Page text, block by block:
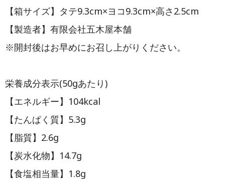
【箱サイズ】タテ9.3cm×ヨコ9.3cm×高さ2.5cm
【製造者】有限会社五木屋本舗
※開封後はお早めにお召し上がりください。
栄養成分表示(50gあたり)
【エネルギー】104kcal
【たんぱく質】5.3g
【脂質】2.6g
【炭水化物】14.7g
【食塩相当量】1.8g